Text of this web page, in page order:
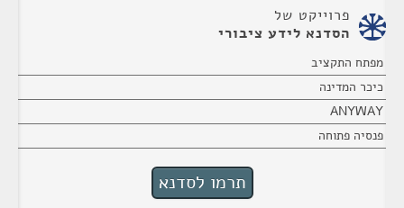
פרוייקט של
הסדנא לידע ציבורי
מפתח התקציב
כיכר המדינה
ANYWAY
פנסיה פתוחה